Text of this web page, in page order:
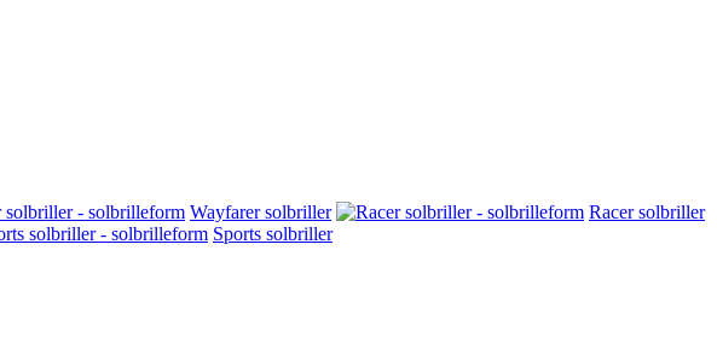
Wayfarer solbriller
Racer solbriller
Sports solbriller